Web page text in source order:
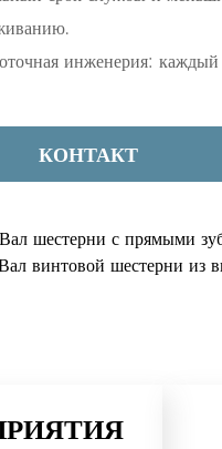
инженерия:
гарантируя, что
Такая точность
Этот компонент
Его можно
шестерни. Эти
КОНТАКТ
Вал шестерни с прямыми
винтовой шестерни из